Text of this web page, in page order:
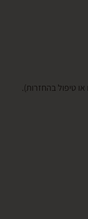
טיפול בהחזרות).